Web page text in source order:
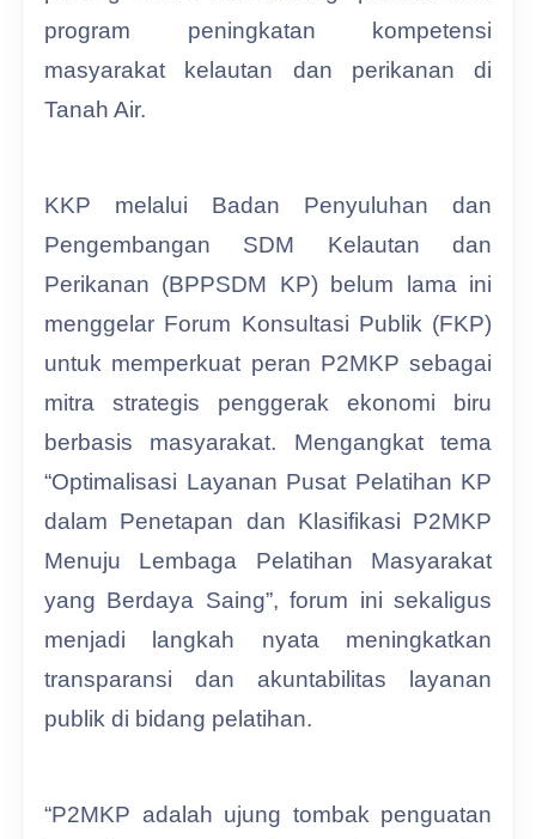
program peningkatan kompetensi
masyarakat kelautan dan perikanan di
Tanah Air.
KKP melalui Badan Penyuluhan dan
Pengembangan SDM Kelautan dan
Perikanan (BPPSDM KP) belum lama ini
menggelar Forum Konsultasi Publik (FKP)
untuk memperkuat peran P2MKP sebagai
mitra strategis penggerak ekonomi biru
berbasis masyarakat. Mengangkat tema
“Optimalisasi Layanan Pusat Pelatihan KP
dalam Penetapan dan Klasifikasi P2MKP
Menuju Lembaga Pelatihan Masyarakat
yang Berdaya Saing”, forum ini sekaligus
menjadi langkah nyata meningkatkan
transparansi dan akuntabilitas layanan
publik di bidang pelatihan.
“P2MKP adalah ujung tombak penguatan